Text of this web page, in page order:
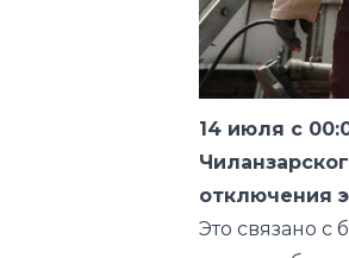
14 июля с
отключения
Это связано
нагрузки, на